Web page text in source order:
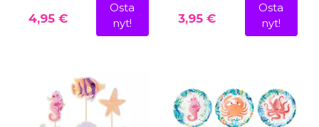
4,95 €
Osta
nyt!
3,95 €
Osta
nyt!